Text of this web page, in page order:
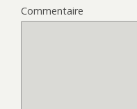
Commentaire